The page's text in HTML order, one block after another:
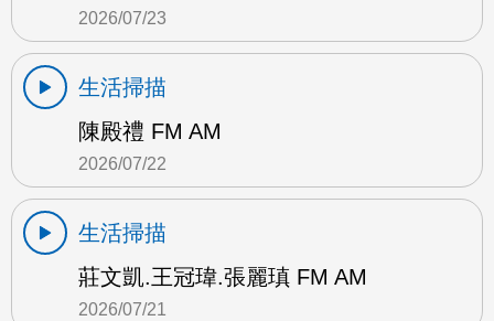
2026/07/23
生活掃描
陳殿禮 FM AM
2026/07/22
生活掃描
莊文凱.王冠瑋.張麗瑱 FM AM
2026/07/21